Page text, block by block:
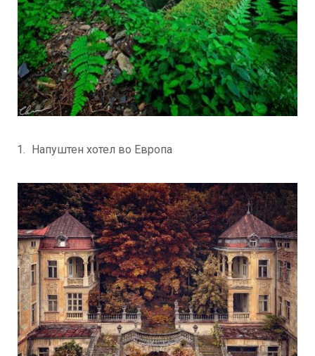
Напуштен хотел во Европа